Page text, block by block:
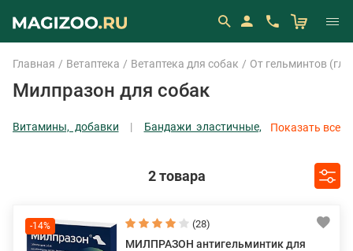
Главная Ветаптека Ветаптека для собак От гельминтов
Милпразон для собак
Витамины, добавки
Бандажи эластичные,
Показать все
Показать все
2 товара
-14% (28)
МИЛПРАЗОН антигельминтик для